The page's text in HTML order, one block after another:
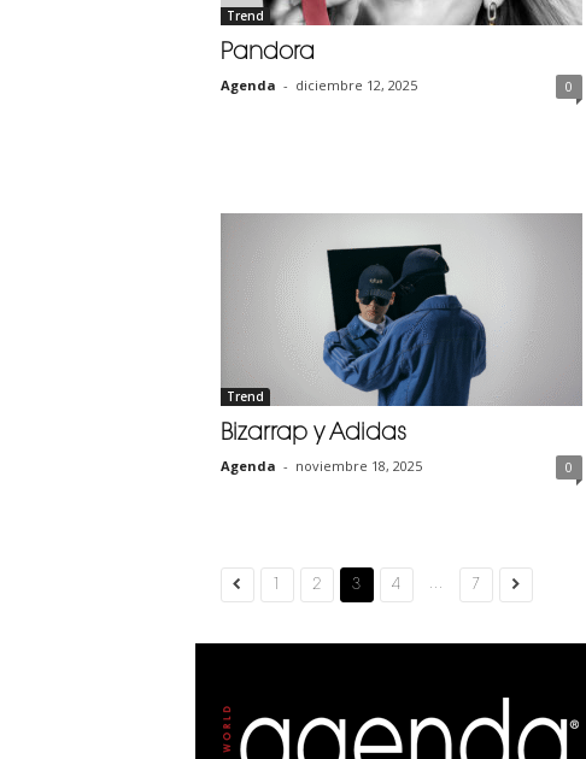
Trend
Pandora
Agenda - diciembre 12, 2025 0
Trend
Bizarrap y Adidas
Agenda - noviembre 18, 2025 0
2 3 4 ... 7